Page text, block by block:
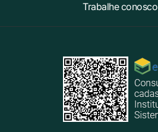
Trabalhe conosco